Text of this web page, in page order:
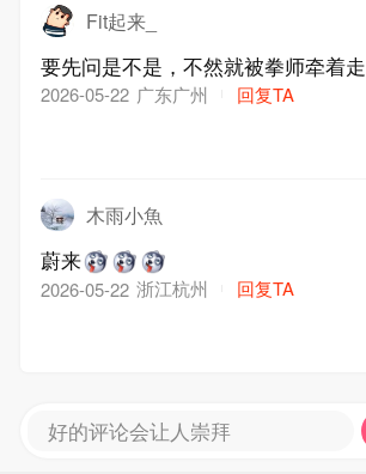
Fit起来_
要先问是不是，不然就被拳师牵着走
2026-05-22 广东广州 回复TA
木雨小魚
蔚来
2026-05-22 浙江杭州 回复TA
好的评论会让人崇拜